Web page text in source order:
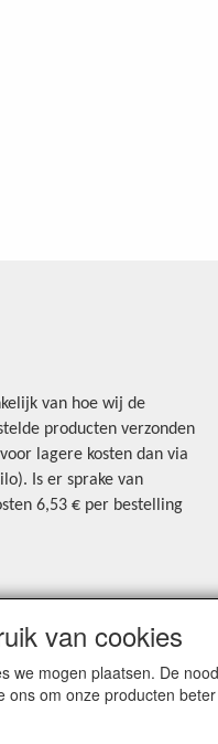
van hoe wij de
producten verzonden
lagere kosten dan via
Is er sprake van
6,53 € per bestelling
worden
tabje "Verzendkosten"
van cookies
we mogen plaatsen. De
om onze producten